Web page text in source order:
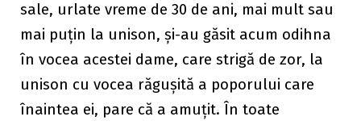
sale, urlate vreme de 30 de ani, mai mult sau
mai puțin la unison, și-au găsit acum odihna
în vocea acestei dame, care strigă de zor, la
unison cu vocea răgușită a poporului care
înaintea ei, pare că a amuțit. În toate